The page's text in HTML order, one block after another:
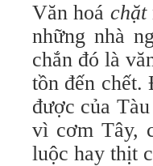
Văn hoá chặt
những nhà
chắn đó là
tồn đến chết.
được của
vì cơm Tây,
luộc hay thịt